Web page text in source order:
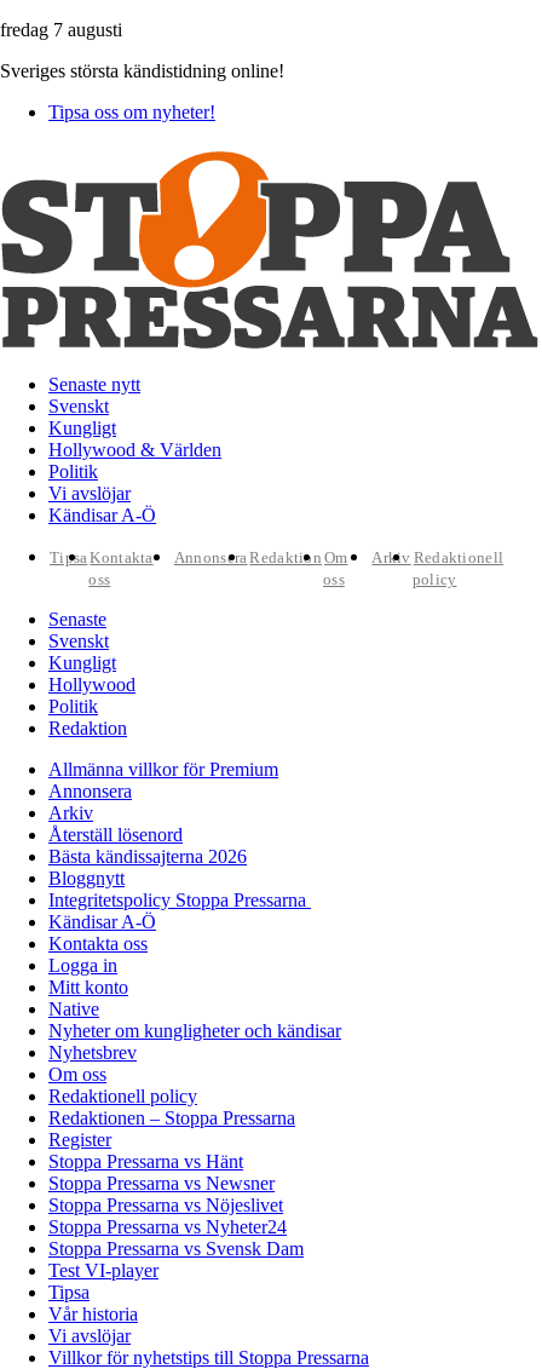
fredag 7 augusti
Sveriges största kändistidning online!
Tipsa oss om nyheter!
Senaste nytt
Svenskt
Kungligt
Hollywood & Världen
Politik
Vi avslöjar
Kändisar A-Ö
TipsaKontakta
oss
AnnonseraRedaktion Om
oss
Arkiv Redaktionell
policy
Senaste
Svenskt
Kungligt
Hollywood
Politik
Redaktion
Allmänna villkor för Premium
Annonsera
Arkiv
Återställ lösenord
Bästa kändissajterna 2026
Bloggnytt
Integritetspolicy Stoppa Pressarna
Kändisar A-Ö
Kontakta oss
Logga in
Mitt konto
Native
Nyheter om kungligheter och kändisar
Nyhetsbrev
Om oss
Redaktionell policy
Redaktionen – Stoppa Pressarna
Register
Stoppa Pressarna vs Hänt
Stoppa Pressarna vs Newsner
Stoppa Pressarna vs Nöjeslivet
Stoppa Pressarna vs Nyheter24
Stoppa Pressarna vs Svensk Dam
Test VI-player
Tipsa
Vår historia
Vi avslöjar
Villkor för nyhetstips till Stoppa Pressarna